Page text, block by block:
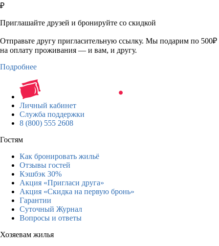
₽
Приглашайте друзей и бронируйте со скидкой
Отправьте другу пригласительную ссылку. Мы подарим по 500₽
на оплату проживания — и вам, и другу.
Подробнее
Личный кабинет
Служба поддержки
8 (800) 555 2608
Гостям
Как бронировать жильё
Отзывы гостей
Кэшбэк 30%
Акция «Пригласи друга»
Акция «Скидка на первую бронь»
Гарантии
Суточный Журнал
Вопросы и ответы
Хозяевам жилья